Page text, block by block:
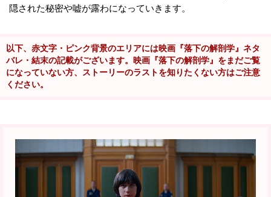
隠された秘密や嘘が露わになっていきます。
以下、赤文字・ピンク背景のエリアには映画『落下の解剖学』ネタ
バレ・結末の記載がございます。映画『落下の解剖学』をまだご覧
になっていない方、ストーリーのラストを知りたくない方はご注意
ください。